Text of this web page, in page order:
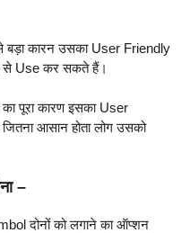
बड़ा कारन उसका User Friendly
से Use कर सकते हैं।
पूरा कारण इसका User
आसान होता लोग उसको
–
दोनों को लगाने का ऑप्शन